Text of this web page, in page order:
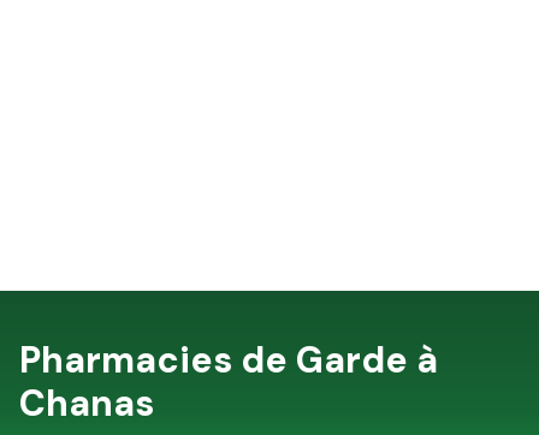
Pharmacies de Garde à
Chanas